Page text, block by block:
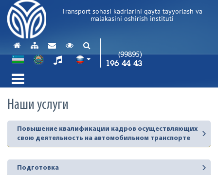
Transport sohasi kadrlarini qayta tayyorlash va
malakasini oshirish instituti
(99895)
196 44 43
Наши услуги
Повышение квалификации кадров осуществляющих
свою деятельность на автомобильном транспорте
Подготовка